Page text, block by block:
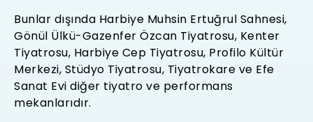
Bunlar dışında Harbiye Muhsin Ertuğrul Sahnesi,
Gönül Ülkü-Gazenfer Özcan Tiyatrosu, Kenter
Tiyatrosu, Harbiye Cep Tiyatrosu, Profilo Kültür
Merkezi, Stüdyo Tiyatrosu, Tiyatrokare ve Efe
Sanat Evi diğer tiyatro ve performans
mekanlarıdır.